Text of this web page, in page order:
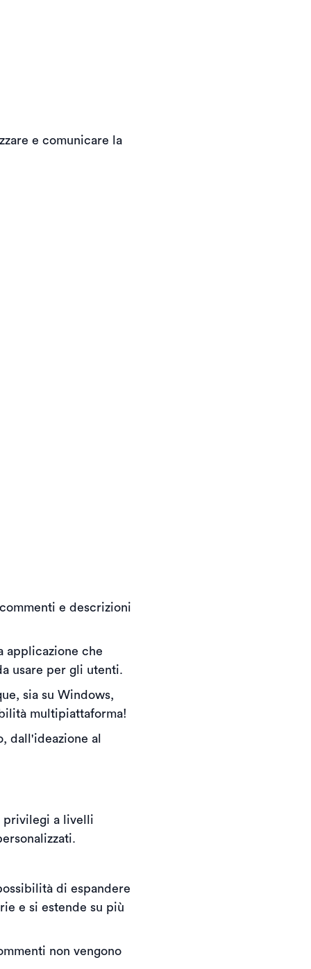
e comunicare la
e descrizioni
applicazione che
usare per gli utenti.
sia su Windows,
multipiattaforma!
dall'ideazione al
privilegi a livelli
di espandere
e si estende su più
non vengono